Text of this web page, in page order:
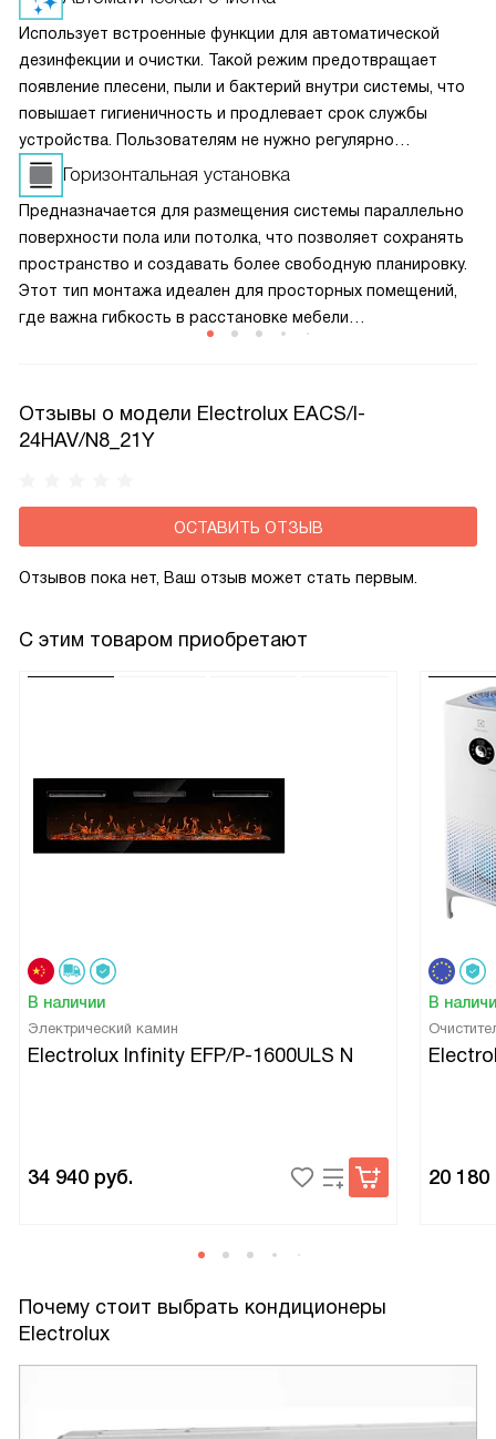
Использует встроенные функции для автоматической
дезинфекции и очистки. Такой режим предотвращает
появление плесени, пыли и бактерий внутри системы, что
повышает гигиеничность и продлевает срок службы
устройства. Пользователям не нужно регулярно
проводить сложное обслуживание — техника сама
заботится о своей чистоте, оставаясь эффективной
и безопасной.
Горизонтальная установка
Предназначается для размещения системы параллельно
поверхности пола или потолка, что позволяет сохранять
пространство и создавать более свободную планировку.
Этот тип монтажа идеален для просторных помещений,
где важна гибкость в расстановке мебели
температуры.
Отзывы о модели Electrolux EACS/I-
24HAV/N8_21Y
ОСТАВИТЬ ОТЗЫВ
Отзывов пока нет, Ваш отзыв может стать первым.
С этим товаром приобретают
В наличии
Электрический камин
Electrolux Infinity EFP/P-1600ULS N
34 940 руб.
В
20 180
Почему стоит выбрать кондиционеры
Electrolux